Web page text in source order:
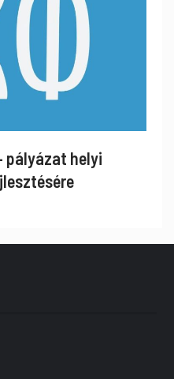
pályázat helyi